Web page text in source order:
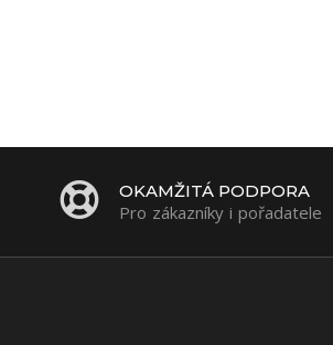
OKAMŽITÁ PODPORA
Pro zákazníky i pořadatele